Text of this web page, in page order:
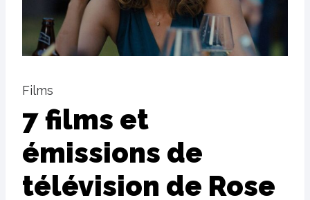
Films
7 films et
émissions de
télévision de Rose